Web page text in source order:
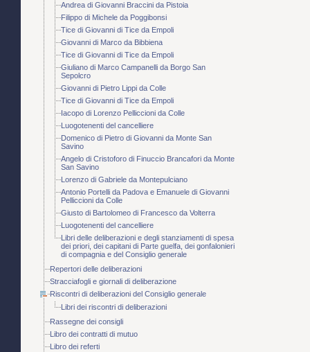
Andrea di Giovanni Braccini da Pistoia
Filippo di Michele da Poggibonsi
Tice di Giovanni di Tice da Empoli
Giovanni di Marco da Bibbiena
Tice di Giovanni di Tice da Empoli
Giuliano di Marco Campanelli da Borgo San
Sepolcro
Giovanni di Pietro Lippi da Colle
Tice di Giovanni di Tice da Empoli
Iacopo di Lorenzo Pelliccioni da Colle
Luogotenenti del cancelliere
Domenico di Pietro di Giovanni da Monte San
Savino
Angelo di Cristoforo di Finuccio Brancafori da Monte
San Savino
Lorenzo di Gabriele da Montepulciano
Antonio Portelli da Padova e Emanuele di Giovanni
Pelliccioni da Colle
Giusto di Bartolomeo di Francesco da Volterra
Luogotenenti del cancelliere
Libri delle deliberazioni e degli stanziamenti di spesa
dei priori, dei capitani di Parte guelfa, dei gonfalonieri
di compagnia e del Consiglio generale
Repertori delle deliberazioni
Stracciafogli e giornali di deliberazione
Riscontri di deliberazioni del Consiglio generale
Libri dei riscontri di deliberazioni
Rassegne dei consigli
Libro dei contratti di mutuo
Libro dei referti